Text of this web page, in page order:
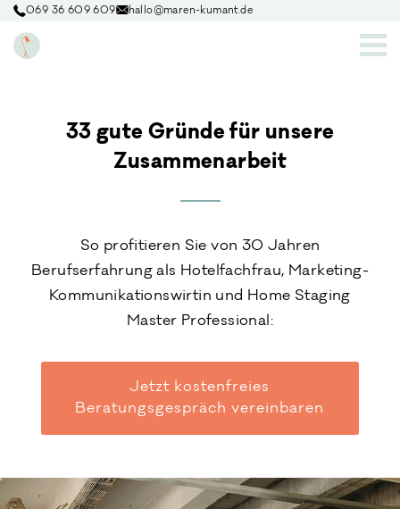
069 36 609 609 hallo@maren-kumant.de
33 gute Gründe für unsere
Zusammenarbeit
So profitieren Sie von 30 Jahren
Berufserfahrung als Hotelfachfrau, Marketing-
Kommunikationswirtin und Home Staging
Master Professional:
Jetzt kostenfreies
Beratungsgespräch vereinbaren